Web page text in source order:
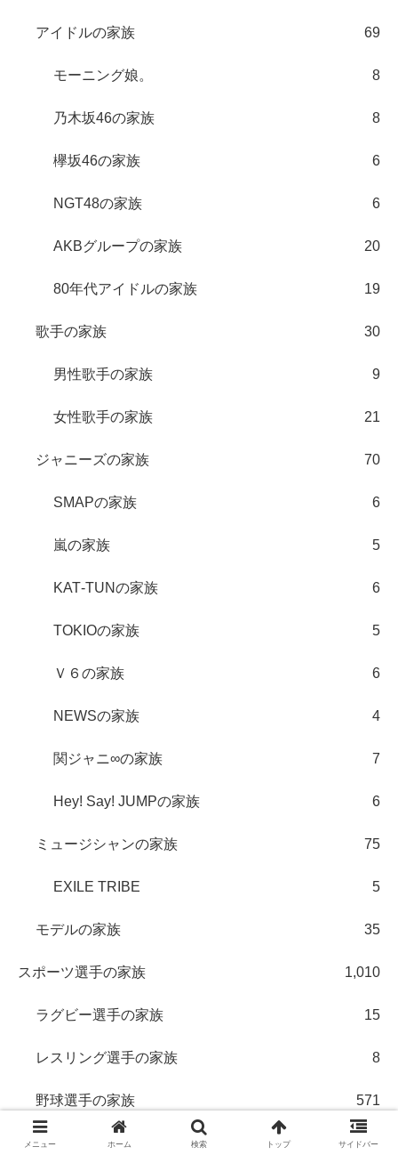
アイドルの家族 69
モーニング娘。 8
乃木坂46の家族 8
欅坂46の家族 6
NGT48の家族 6
AKBグループの家族 20
80年代アイドルの家族 19
歌手の家族 30
男性歌手の家族 9
女性歌手の家族 21
ジャニーズの家族 70
SMAPの家族 6
嵐の家族 5
KAT‐TUNの家族 6
TOKIOの家族 5
Ｖ６の家族 6
NEWSの家族 4
関ジャニ∞の家族 7
Hey! Say! JUMPの家族 6
ミュージシャンの家族 75
EXILE TRIBE 5
モデルの家族 35
スポーツ選手の家族 1,010
ラグビー選手の家族 15
レスリング選手の家族 8
野球選手の家族 571
福岡ソフトバンクホークス 34
メニュー ホーム 検索 トップ サイドバー